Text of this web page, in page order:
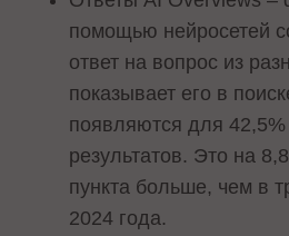
помощью нейросетей
ответ на вопрос из
показывает его в
появляются для
результатов. Это на
пункта больше, чем в
2024 года.